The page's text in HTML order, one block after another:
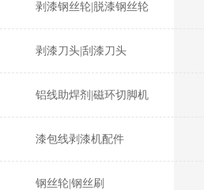
剥漆钢丝轮|脱漆钢丝轮
剥漆刀头|刮漆刀头
铝线助焊剂|磁环切脚机
漆包线剥漆机配件
钢丝轮|钢丝刷